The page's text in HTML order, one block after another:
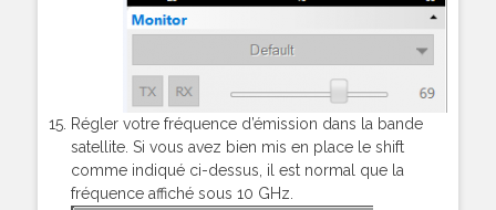
Régler votre fréquence d’émission dans la bande
satellite. Si vous avez bien mis en place le shift
comme indiqué ci-dessus, il est normal que la
fréquence affiché sous 10 GHz.